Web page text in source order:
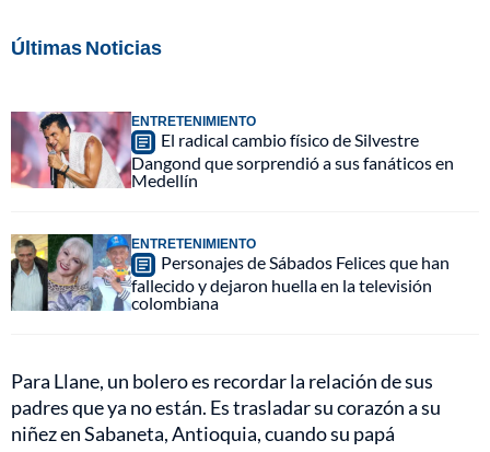
Últimas Noticias
ENTRETENIMIENTO
El radical cambio físico de Silvestre
Dangond que sorprendió a sus fanáticos en
Medellín
ENTRETENIMIENTO
Personajes de Sábados Felices que han
fallecido y dejaron huella en la televisión
colombiana
Para Llane, un bolero es recordar la relación de sus
padres que ya no están. Es trasladar su corazón a su
niñez en Sabaneta, Antioquia, cuando su papá